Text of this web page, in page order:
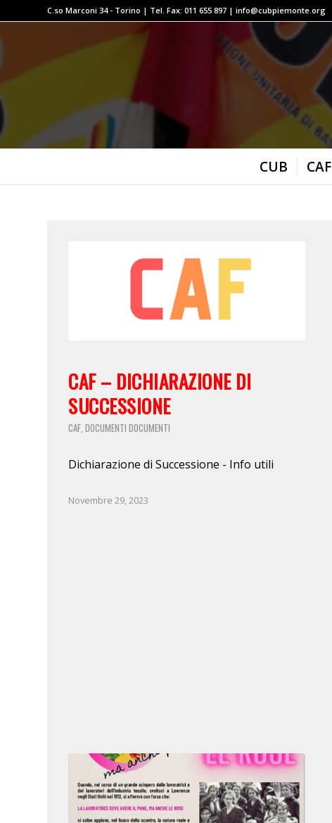
C.so Marconi 34 - Torino | Tel. Fax: 011 655 897 | info@cubpiemonte.org
CUB CAF
CAF – DICHIARAZIONE DI
SUCCESSIONE
CAF DOCUMENTI DOCUMENTI
Dichiarazione di Successione - Info utili
Novembre 29, 2023